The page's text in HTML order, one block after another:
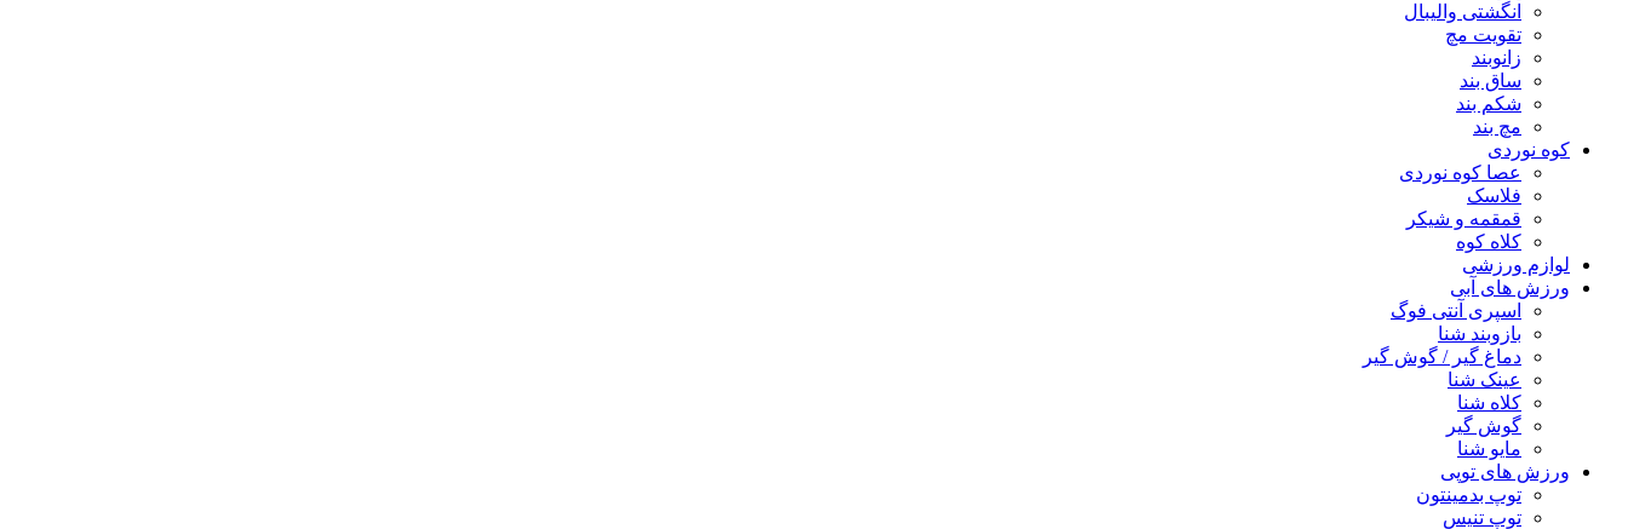
انگشتی واليبال
تقویت مچ
زانوبند
ساق بند
شکم بند
مچ بند
کوه نوردی
عصا کوه نوردی
فلاسک
قمقمه و شیکر
کلاه کوه
لوازم ورزشی
ورزش های آبی
اسپری آنتی فوگ
بازوبند شنا
دماغ گیر / گوش گیر
عینک شنا
کلاه شنا
گوش گیر
مایو شنا
ورزش های توپی
توپ بدمینتون
توپ تنیس